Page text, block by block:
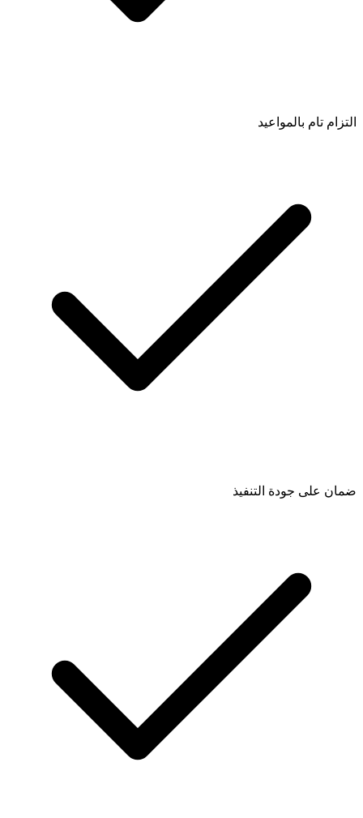
التزام تام بالمواعيد
ضمان على جودة التنفيذ